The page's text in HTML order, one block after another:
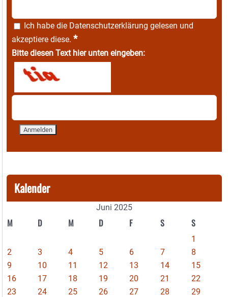
Ich habe die Datenschutzerklärung gelesen und
akzeptiere diese. *
Bitte diesen Text hier unten eingeben:
Kalender
Juni 2025
M D M D F S S
1
2
3 4 5 6 7
8
9
10 11 12 13 14
15
16
17 18 19 20 21
22
23
24 25 26 27 28
29